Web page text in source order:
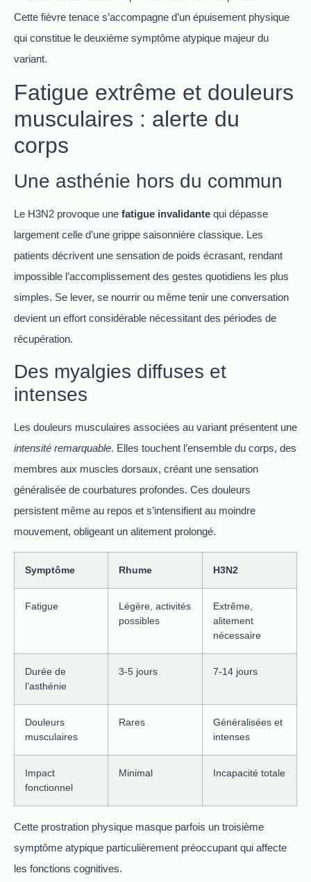
Cette fièvre tenace s’accompagne d’un épuisement physique
qui constitue le deuxième symptôme atypique majeur du
variant.
Fatigue extrême et douleurs
musculaires : alerte du
corps
Une asthénie hors du commun
Le H3N2 provoque une fatigue invalidante qui dépasse
largement celle d’une grippe saisonnière classique. Les
patients décrivent une sensation de poids écrasant, rendant
impossible l’accomplissement des gestes quotidiens les plus
simples. Se lever, se nourrir ou même tenir une conversation
devient un effort considérable nécessitant des périodes de
récupération.
Des myalgies diffuses et
intenses
Les douleurs musculaires associées au variant présentent une
intensité remarquable. Elles touchent l’ensemble du corps, des
membres aux muscles dorsaux, créant une sensation
généralisée de courbatures profondes. Ces douleurs
persistent même au repos et s’intensifient au moindre
mouvement, obligeant un alitement prolongé.
Symptôme Rhume H3N2
Fatigue
Légère, activités
possibles
Extrême,
alitement
nécessaire
Durée de
l’asthénie
3-5 jours 7-14 jours
Douleurs
musculaires
Rares
Généralisées et
intenses
Impact
fonctionnel
Minimal Incapacité totale
Cette prostration physique masque parfois un troisième
symptôme atypique particulièrement préoccupant qui affecte
les fonctions cognitives.